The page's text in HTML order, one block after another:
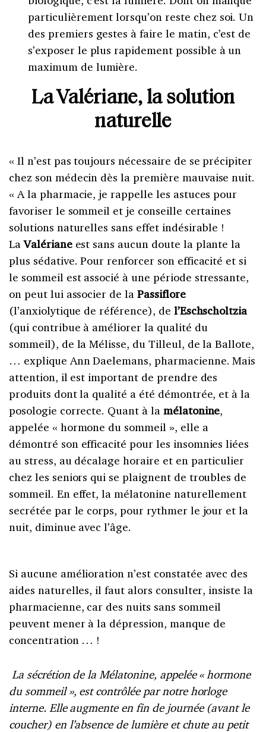
particulièrement lorsqu’on reste chez soi. Un
des premiers gestes à faire le matin, c’est de
s’exposer le plus rapidement possible à un
maximum de lumière.
La Valériane, la solution
naturelle
« Il n’est pas toujours nécessaire de se précipiter
chez son médecin dès la première mauvaise nuit.
« A la pharmacie, je rappelle les astuces pour
favoriser le sommeil et je conseille certaines
solutions naturelles sans effet indésirable !
LaValérianeest sans aucun doute la plante la
plus sédative. Pour renforcer son efficacité et si
le sommeil est associé à une période stressante,
on peut lui associer de la Passiflore
(l’anxiolytique de référence), de l’Eschscholtzia
(qui contribue à améliorer la qualité du
sommeil), de la Mélisse, du Tilleul, de la Ballote,
… explique Ann Daelemans, pharmacienne. Mais
attention, il est important de prendre des
produits dont la qualité a été démontrée, et à la
posologie correcte. Quant à la mélatonine,
appelée « hormone du sommeil », elle a
démontré son efficacité pour les insomnies liées
au stress, au décalage horaire et en particulier
chez les seniors qui se plaignent de troubles de
sommeil. En effet, la mélatonine naturellement
secrétée par le corps, pour rythmer le jour et la
nuit, diminue avec l’âge.
Si aucune amélioration n’est constatée avec des
aides naturelles, il faut alors consulter, insiste la
pharmacienne, car des nuits sans sommeil
peuvent mener à la dépression, manque de
concentration … !
La sécrétion de la Mélatonine, appelée « hormone
du sommeil », est contrôlée par notre horloge
interne. Elle augmente en fin de journée (avant le
coucher) en l’absence de lumière et chute au petit